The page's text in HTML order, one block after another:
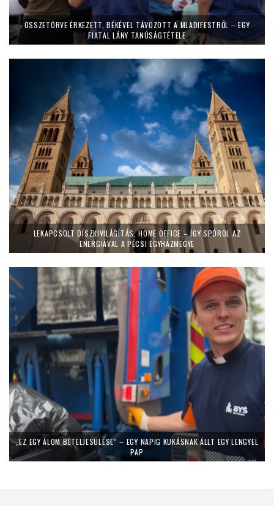
ÖSSZETÖRVE ÉRKEZETT, BÉKÉVEL TÁVOZOTT A MLADIFESTRŐL – EGY
FIATAL LÁNY TANÚSÁGTÉTELE
LEKAPCSOLT DÍSZKIVILÁGÍTÁS, HOME OFFICE – ÍGY SPÓROL AZ
ENERGIÁVAL A PÉCSI EGYHÁZMEGYE
„EZ EGY ÁLOM BETELJESÜLÉSE” – EGY NAPIG KUKÁSNAK ÁLLT EGY LENGYEL
PAP